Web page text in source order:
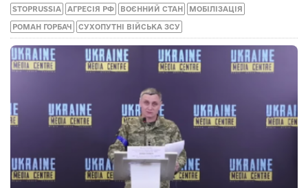
STOPRUSSIA АГРЕСІЯ РФ ВОЄННИЙ СТАН МОБІЛІЗАЦІЯ
РОМАН ГОРБАЧ СУХОПУТНІ ВІЙСЬКА ЗСУ